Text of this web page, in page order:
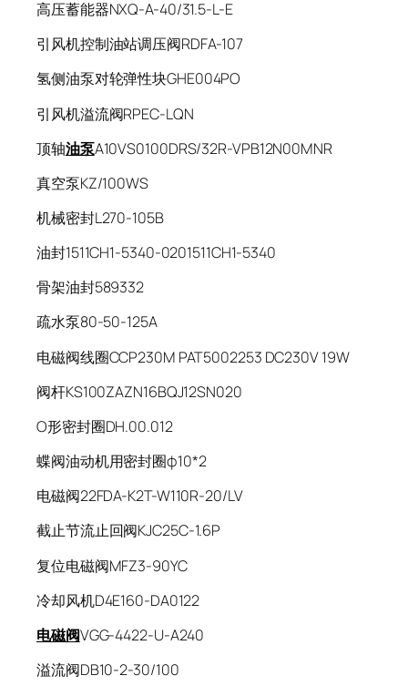
高压蓄能器NXQ-A-40/31.5-L-E
引风机控制油站调压阀RDFA-107
氢侧油泵对轮弹性块GHE004PO
引风机溢流阀RPEC-LQN
顶轴油泵A10VS0100DRS/32R-VPB12N00MNR
真空泵KZ/100WS
机械密封L270-105B
油封1511CH1-5340-0201511CH1-5340
骨架油封589332
疏水泵80-50-125A
电磁阀线圈CCP230M PAT5002253 DC230V 19W
阀杆KS100ZAZN16BQJ12SN020
O形密封圈DH.00.012
蝶阀油动机用密封圈φ10*2
电磁阀22FDA-K2T-W110R-20/LV
截止节流止回阀KJC25C-1.6P
复位电磁阀MFZ3-90YC
冷却风机D4E160-DA0122
电磁阀VGG-4422-U-A240
溢流阀DB10-2-30/100